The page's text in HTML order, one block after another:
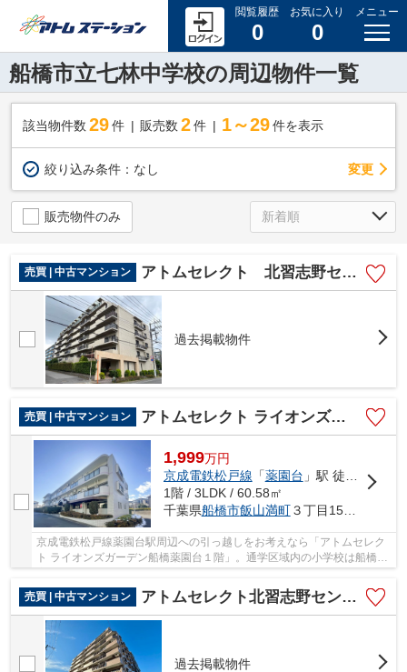
閲覧履歴
0
お気に入り
0
メニュー
船橋市立七林中学校の周辺物件一覧
該当物件数 29件 販売数 2 件 1～29 件を表示
絞り込み条件： なし 変更
販売物件のみ
売買 | 中古マンション アトムセレクト 北習志野セントラルハイツ3階
過去掲載物件
売買 | 中古マンション アトムセレクト ライオンズガーデン船橋薬園台１階
1,999万円
京成電鉄松戸線 「薬園台 」駅 徒歩12分
1階 / 3LDK / 60.58㎡
千葉県船橋市飯山満町３丁目1538-67
京成電鉄松戸線薬園台駅周辺への引っ越しをお考えなら「アトムセレク
ト ライオンズガーデン船橋薬園台１階」。通学区域内の小学校は船橋市
売買 | 中古マンション
アトムセレクト北習志野セントラルガーデン405号室
過去掲載物件